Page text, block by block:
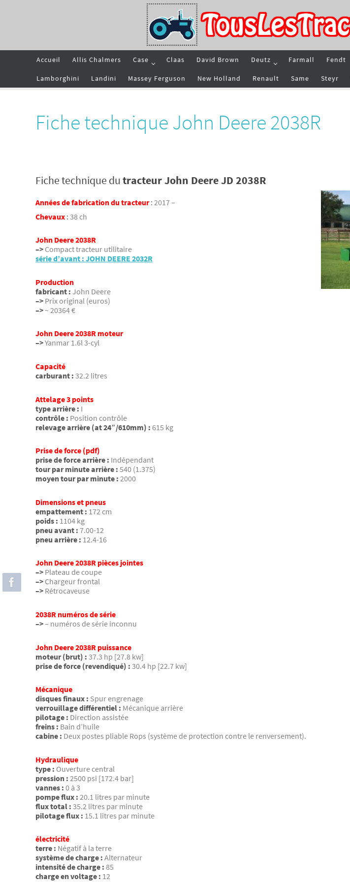
Accueil Allis Chalmers Case Claas David Brown Deutz Farmall Fendt
Lamborghini Landini Massey Ferguson New Holland Renault Same Steyr
Fiche technique John Deere 2038R
Fiche technique dutracteur John Deere JD 2038R
Années de fabrication du tracteur: 2017 –
Chevaux : 38 ch
John Deere 2038R
–> Compact tracteur utilitaire
série d’avant : JOHN DEERE 2032R
Production
fabricant : John Deere
–> Prix original (euros)
–> ~ 20364 €
John Deere 2038R moteur
–>Yanmar 1.6l 3-cyl
Capacité
carburant : 32.2 litres
Attelage 3 points
type arrière : I
contrôle : Position contrôle
relevage arrière (at 24″/610mm) : 615 kg
Prise de force (pdf)
prise de force arrière : Indépendant
tour par minute arrière : 540 (1.375)
moyen tour par minute : 2000
Dimensions et pneus
empattement : 172 cm
poids : 1104 kg
pneu avant : 7.00-12
pneu arrière : 12.4-16
John Deere 2038R pièces jointes
–> Plateau de coupe
–> Chargeur frontal
–> Rétrocaveuse
2038R numéros de série
–>– numéros de série inconnu
John Deere 2038R puissance
moteur (brut) : 37.3 hp [27.8 kw]
prise de force (revendiqué) : 30.4 hp [22.7 kw]
Mécanique
disques finaux : Spur engrenage
verrouillage différentiel : Mécanique arrière
pilotage : Direction assistée
freins : Bain d’huile
cabine : Deux postes pliable Rops (système de protection contre le renversement).
Hydraulique
type : Ouverture central
pression : 2500 psi [172.4 bar]
vannes : 0 à 3
pompe flux : 20.1 litres par minute
flux total : 35.2 litres par minute
pilotage flux : 15.1 litres par minute
électricité
terre : Négatif à la terre
système de charge : Alternateur
intensité de charge : 85
charge en voltage : 12